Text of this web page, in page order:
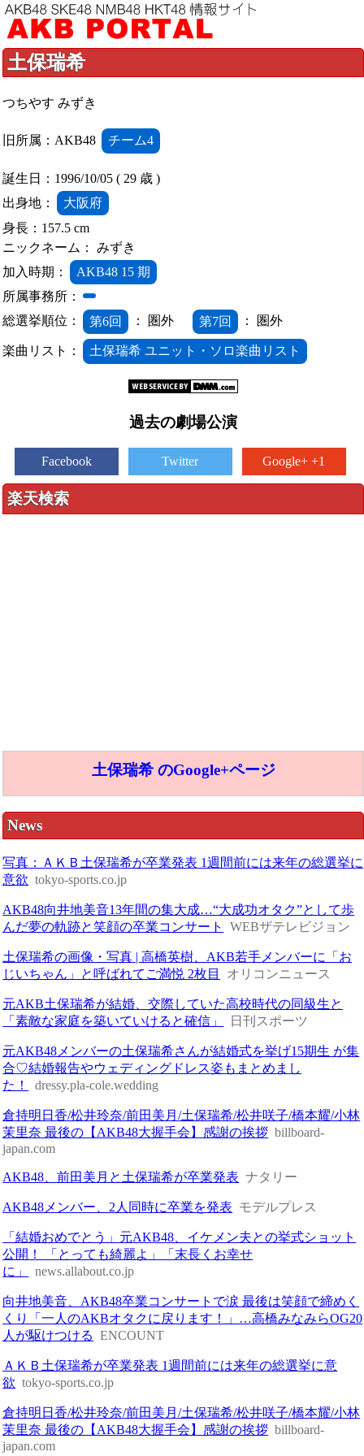
土保瑞希
つちやす みずき
旧所属：AKB48 チーム4
誕生日：1996/10/05 ( 29 歳 )
出身地：
大阪府
身長：157.5 cm
ニックネーム： みずき
加入時期：
AKB48 15 期
所属事務所：
総選挙順位：
第6回 ： 圏外 第7回 ： 圏外
楽曲リスト： 土保瑞希 ユニット・ソロ楽曲リスト
過去の劇場公演
Facebook Twitter Google+ +1
楽天検索
土保瑞希 のGoogle+ページ
News
写真：ＡＫＢ土保瑞希が卒業発表 1週間前には来年の総選挙に
意欲 tokyo-sports.co.jp
AKB48向井地美音13年間の集大成…“大成功オタク”として歩
んだ夢の軌跡と笑顔の卒業コンサート
WEBザテレビジョン
土保瑞希の画像・写真 | 高橋英樹、AKB若手メンバーに「お
じいちゃん」と呼ばれてご満悦 2枚目
オリコンニュース
元AKB土保瑞希が結婚、交際していた高校時代の同級生と
「素敵な家庭を築いていけると確信」
日刊スポーツ
元AKB48メンバーの土保瑞希さんが結婚式を挙げ15期生 が集
合♡結婚報告やウェディングドレス姿もまとめまし
た！
dressy.pla-cole.wedding
倉持明日香/松井玲奈/前田美月/土保瑞希/松井咲子/橋本耀/小林
茉里奈 最後の【AKB48大握手会】感謝の挨拶 billboard-
japan.com
AKB48、前田美月と土保瑞希が卒業発表 ナタリー
AKB48メンバー、2人同時に卒業を発表 モデルプレス
「結婚おめでとう」元AKB48、イケメン夫との挙式ショット
公開！ 「とっても綺麗よ︎」「末長くお幸せ
に」
news.allabout.co.jp
向井地美音、AKB48卒業コンサートで涙 最後は笑顔で締めく
くり「一人のAKBオタクに戻ります！」…高橋みなみらOG20
人が駆けつける ENCOUNT
ＡＫＢ土保瑞希が卒業発表 1週間前には来年の総選挙に意
欲 tokyo-sports.co.jp
倉持明日香/松井玲奈/前田美月/土保瑞希/松井咲子/橋本耀/小林
茉里奈 最後の【AKB48大握手会】感謝の挨拶 billboard-
japan.com